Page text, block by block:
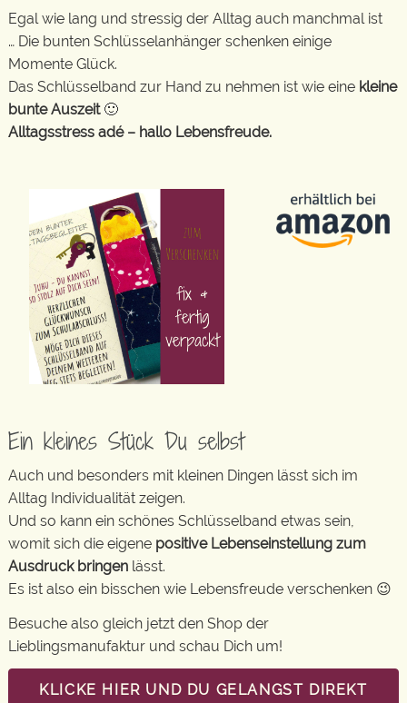
Egal wie lang und stressig der Alltag auch manchmal ist
… Die bunten Schlüsselanhänger schenken einige
Momente Glück.
Das Schlüsselband zur Hand zu nehmen ist wie eine kleine
bunte Auszeit🙂
Alltagsstress adé – hallo Lebensfreude.
Ein kleines Stück Du selbst
Auch und besonders mit kleinen Dingen lässt sich im
Alltag Individualität zeigen.
Und so kann ein schönes Schlüsselband etwas sein,
womit sich die eigene positive Lebenseinstellung zum
Ausdruck bringen lässt.
Es ist also ein bisschen wie Lebensfreude verschenken 😉
Besuche also gleich jetzt den Shop der
Lieblingsmanufaktur und schau Dich um!
KLICKE HIER UND DU GELANGST DIREKT